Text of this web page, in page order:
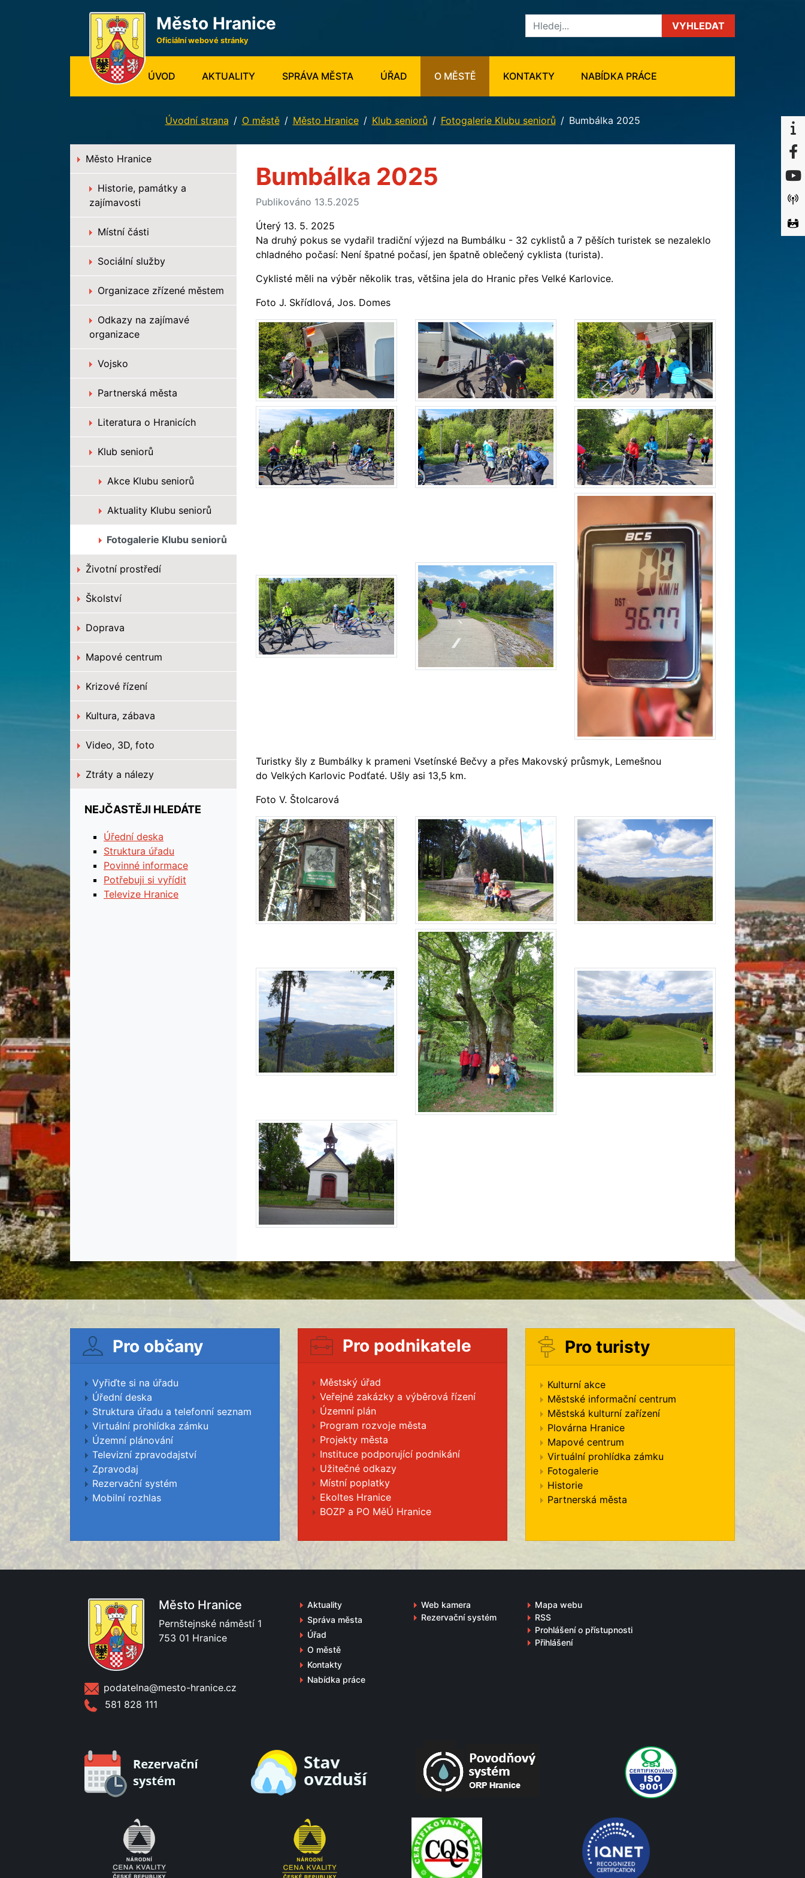
Město Hranice
Oficiální webové stránky
VYHLEDAT
ÚVOD(CURRENT)AKTUALITY SPRÁVA MĚSTA ÚŘAD O MĚSTĚ KONTAKTY NABÍDKA PRÁCE
Úvodní strana O městě Město Hranice Klub seniorů Fotogalerie Klubu seniorů Bumbálka 2025
Bumbálka 2025
Publikováno 13.5.2025
Úterý 13. 5. 2025
Na druhý pokus se vydařil tradiční výjezd na Bumbálku - 32 cyklistů a 7 pěších turistek se nezaleklo
chladného počasí: Není špatné počasí, jen špatně oblečený cyklista (turista).
Cyklisté měli na výběr několik tras, většina jela do Hranic přes Velké Karlovice.
Foto J. Skřídlová, Jos. Domes
Turistky šly z Bumbálky k prameni Vsetínské Bečvy a přes Makovský průsmyk, Lemešnou
do Velkých Karlovic Podťaté. Ušly asi 13,5 km.
Foto V. Štolcarová
Město Hranice
Historie, památky a
zajímavosti
Místní části
Sociální služby
Organizace zřízené městem
Odkazy na zajímavé
organizace
Vojsko
Partnerská města
Literatura o Hranicích
Klub seniorů
Akce Klubu seniorů
Aktuality Klubu seniorů
Fotogalerie Klubu seniorů
Životní prostředí
Školství
Doprava
Mapové centrum
Krizové řízení
Kultura, zábava
Video, 3D, foto
Ztráty a nálezy
NEJČASTĚJI HLEDÁTE
Úřední deska
Struktura úřadu
Povinné informace
Potřebuji si vyřídit
Televize Hranice
Pro občany
Vyřiďte si na úřadu
Úřední deska
Struktura úřadu a telefonní seznam
Virtuální prohlídka zámku
Územní plánování
Televizní zpravodajství
Zpravodaj
Rezervační systém
Mobilní rozhlas
Pro podnikatele
Městský úřad
Veřejné zakázky a výběrová řízení
Územní plán
Program rozvoje města
Projekty města
Instituce podporující podnikání
Užitečné odkazy
Místní poplatky
Ekoltes Hranice
BOZP a PO MěÚ Hranice
Pro turisty
Kulturní akce
Městské informační centrum
Městská kulturní zařízení
Plovárna Hranice
Mapové centrum
Virtuální prohlídka zámku
Fotogalerie
Historie
Partnerská města
Město Hranice
Pernštejnské náměstí 1
753 01 Hranice
podatelna@mesto-hranice.cz
581 828 111
Aktuality
Správa města
Úřad
O městě
Kontakty
Nabídka práce
Web kamera
Rezervační systém
Mapa webu
RSS
Prohlášení o přístupnosti
Přihlášení